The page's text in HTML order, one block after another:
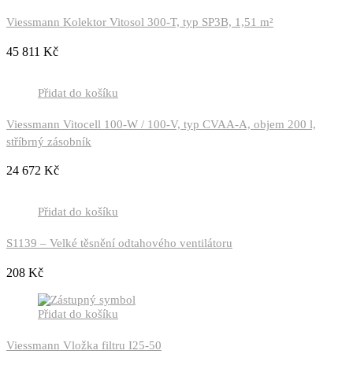
Viessmann Kolektor Vitosol 300-T, typ SP3B, 1,51 m²
45 811 Kč
Přidat do košíku
Viessmann Vitocell 100-W / 100-V, typ CVAA-A, objem 200 l,
stříbrný zásobník
24 672 Kč
Přidat do košíku
S1139 – Velké těsnění odtahového ventilátoru
208 Kč
Přidat do košíku
Viessmann Vložka filtru I25-50